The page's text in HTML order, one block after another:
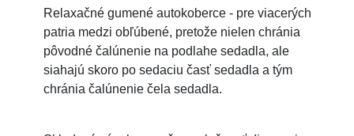
Relaxačné gumené autokoberce - pre viacerých
patria medzi obľúbené, pretože nielen chránia
pôvodné čalúnenie na podlahe sedadla, ale
siahajú skoro po sedaciu časť sedadla a tým
chránia čalúnenie čela sedadla.